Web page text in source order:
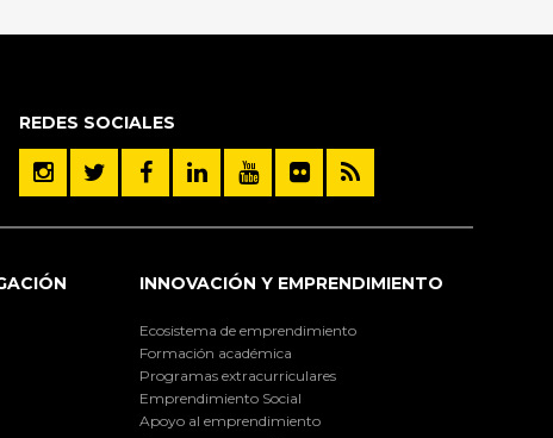
REDES SOCIALES
INNOVACIÓN Y EMPRENDIMIENTO
Ecosistema de emprendimiento
Formación académica
Programas extracurriculares
Emprendimiento Social
Apoyo al emprendimiento